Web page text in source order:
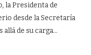
la Presidenta de
desde la Secretaría
allá de su carga…